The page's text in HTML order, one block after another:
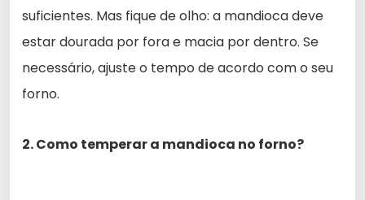
suficientes. Mas fique de olho: a mandioca deve
estar dourada por fora e macia por dentro. Se
necessário, ajuste o tempo de acordo com o seu
forno.
2. Como temperar a mandioca no forno?